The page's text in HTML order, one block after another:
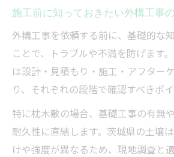
施工前に知っておきたい外構工事
外構工事を依頼する前に、基礎的な
ことで、トラブルや不満を防げます
は設計・見積もり・施工・アフター
り、それぞれの段階で確認すべきポ
特に枕木敷の場合、基礎工事の有無
耐久性に直結します。茨城県の土壌
けや強度が異なるため、現地調査と